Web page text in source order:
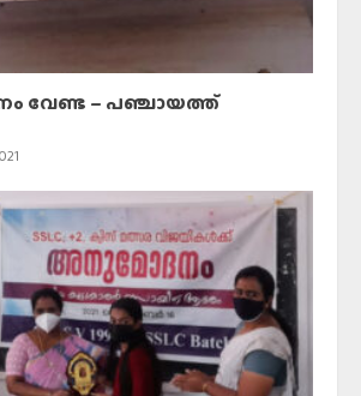
വേണ്ട – പഞ്ചായത്ത്